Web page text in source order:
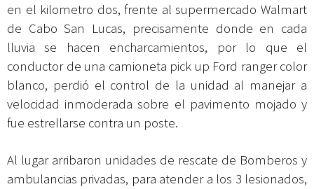
en el kilometro dos, frente al supermercado Walmart
de Cabo San Lucas, precisamente donde en cada
lluvia se hacen encharcamientos, por lo que el
conductor de una camioneta pick up Ford ranger color
blanco, perdió el control de la unidad al manejar a
velocidad inmoderada sobre el pavimento mojado y
fue estrellarse contra un poste.
Al lugar arribaron unidades de rescate de Bomberos y
ambulancias privadas, para atender a los 3 lesionados,